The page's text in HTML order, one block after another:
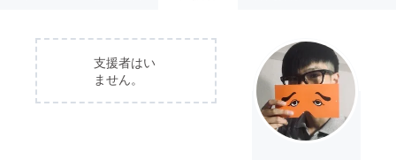
支援者はい
ません。